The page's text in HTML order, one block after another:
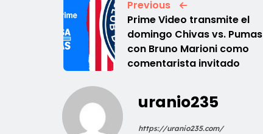
Previous
Prime Video transmite el
domingo Chivas vs. Pumas
con Bruno Marioni como
comentarista invitado
uranio235
https://uranio235.com/